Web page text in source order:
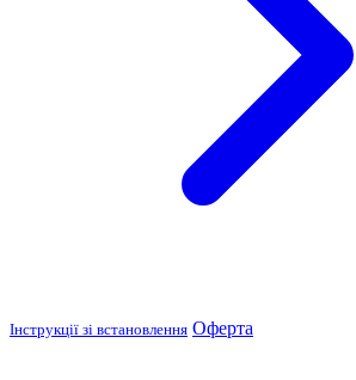
Інструкції зі встановлення Оферта